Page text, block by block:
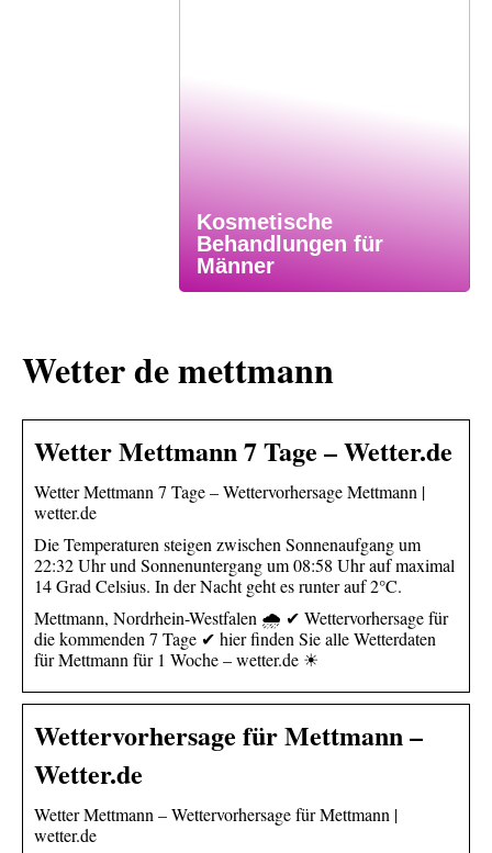
Kosmetische
Behandlungen für
Männer
Wetter de mettmann
Wetter Mettmann 7 Tage – Wetter.de
Wetter Mettmann 7 Tage – Wettervorhersage Mettmann |
wetter.de
Die Temperaturen steigen zwischen Sonnenaufgang um
22:32 Uhr und Sonnenuntergang um 08:58 Uhr auf maximal
14 Grad Celsius. In der Nacht geht es runter auf 2°C.
Mettmann, Nordrhein-Westfalen 🌧️ ✔ Wettervorhersage für
die kommenden 7 Tage ✔ hier finden Sie alle Wetterdaten
für Mettmann für 1 Woche – wetter.de ☀
Wettervorhersage für Mettmann –
Wetter.de
Wetter Mettmann – Wettervorhersage für Mettmann |
wetter.de